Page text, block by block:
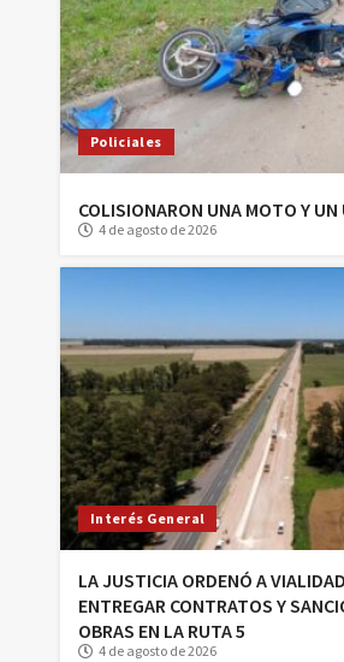
Policiales
COLISIONARON UNA MOTO Y
4 de agosto de 2026
Interés General
LA JUSTICIA ORDENÓ A
ENTREGAR CONTRATOS Y
OBRAS EN LA RUTA 5
4 de agosto de 2026